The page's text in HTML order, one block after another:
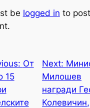
be logged in to
От
15
Next:
Милошев
награди
Колевичин,